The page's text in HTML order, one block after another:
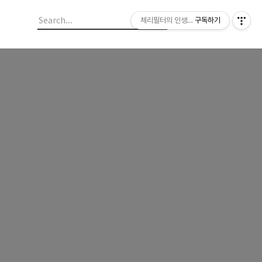
체리필터의 인생이야기구독하기